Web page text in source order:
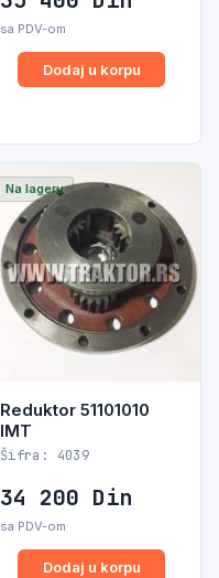
sa PDV-om
Dodaj u korpu
Na lageru
Reduktor 51101010
IMT
Šifra: 4039
34 200 Din
sa PDV-om
Dodaj u korpu